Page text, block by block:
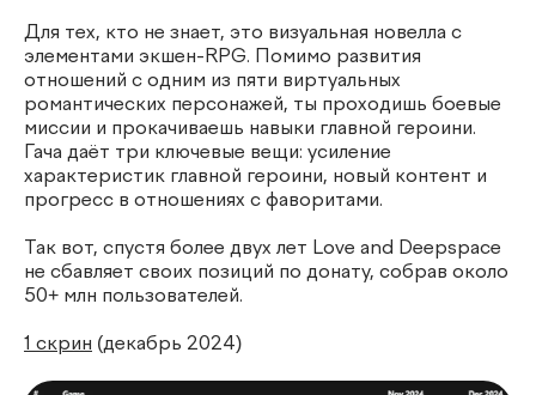
Для тех, кто не знает, это визуальная новелла с
элементами экшен-RPG. Помимо развития
отношений с одним из пяти виртуальных
романтических персонажей, ты проходишь боевые
миссии и прокачиваешь навыки главной героини.
Гача даёт три ключевые вещи: усиление
характеристик главной героини, новый контент и
прогресс в отношениях с фаворитами.
Так вот, спустя более двух лет Love and Deepspace
не сбавляет своих позиций по донату, собрав около
50+ млн пользователей.
1 скрин (декабрь 2024)